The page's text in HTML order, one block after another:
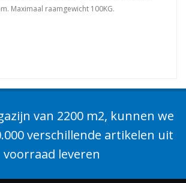
Maximaal raamgewicht 100KG.
van 2200 m2, kunnen we
verschillende artikelen uit
voorraad leveren